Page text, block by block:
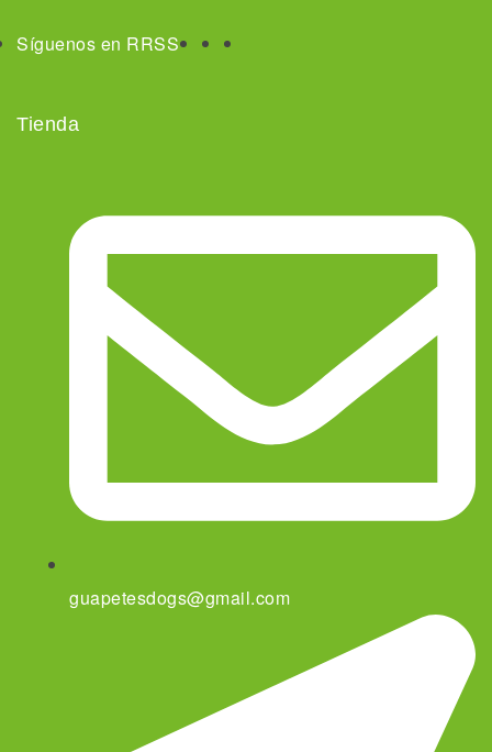
Síguenos en RRSS
Tienda
guapetesdogs@gmail.com